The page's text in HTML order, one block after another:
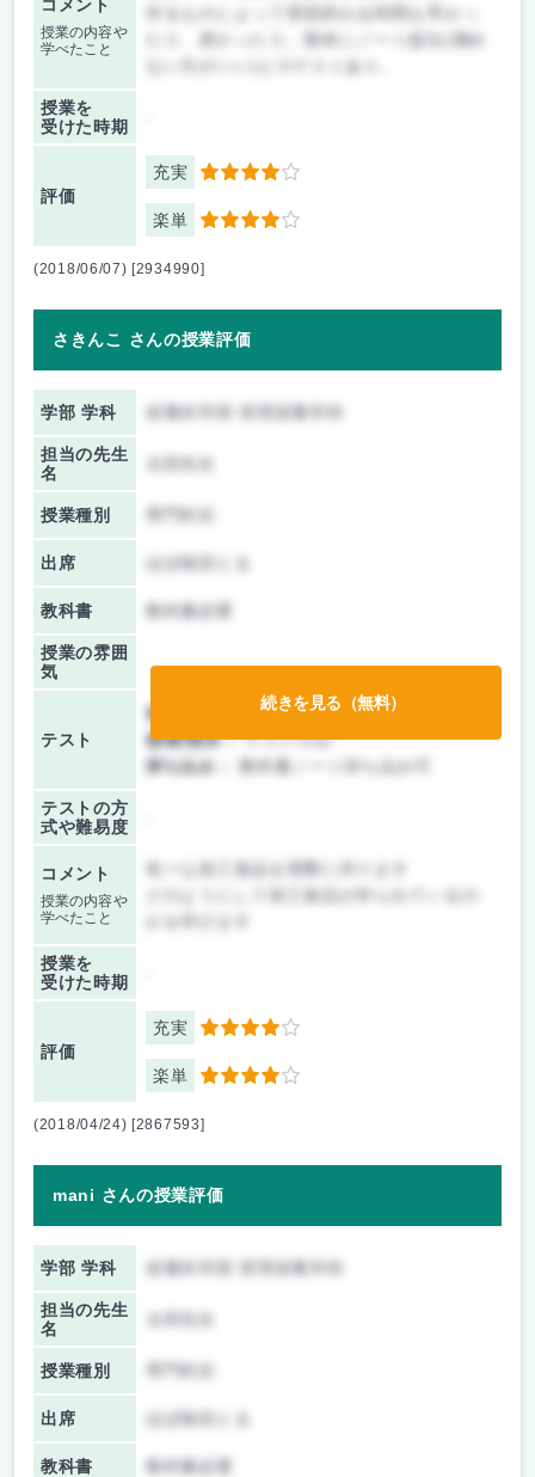
コメント
授業の内容や
学べたこと
たり、遅かったり。期末にノート提出(溜め
ない方がいい)と小テストあり。
授業を
受けた時期
評価
充実 4
楽単 4
(2018/06/07) [2934990]
さきんこ さんの授業評価
学部 学科 栄養科学部 管理栄養学科
担当の先生
名
授業種別
出席 ほぼ毎回とる
教科書 教科書必要
授業の雰囲
気
テスト
前期/中間：
テストのみ
後期/期末：テストのみ
持ち込み：
教科書ノート持ち込み可
テストの方
式や難易度
コメント
授業の内容や
学べたこと
色々な加工食品を実際に作ります
どのようにして加工食品が作られているの
授業を
受けた時期
評価
充実 4
楽単 4
続きを見る（無料）
(2018/04/24) [2867593]
mani さんの授業評価
学部 学科 栄養科学部 管理栄養学科
担当の先生
名
授業種別
出席 ほぼ毎回とる
教科書 教科書必要